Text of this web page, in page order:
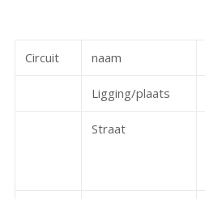
Circuit naam
Ligging/plaats
Straat